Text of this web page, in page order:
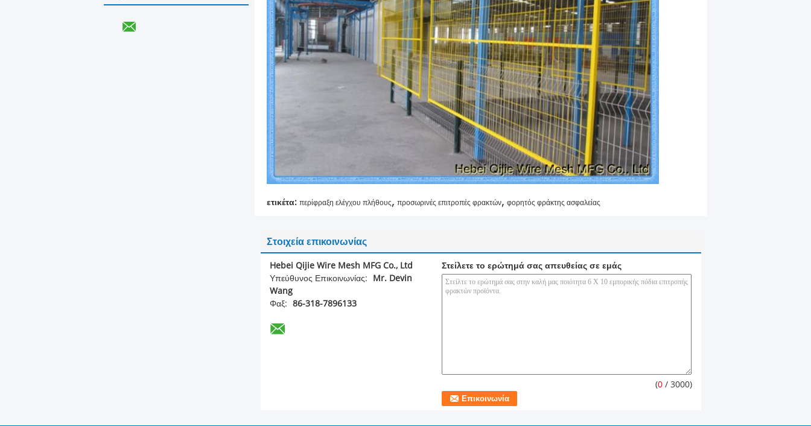
ετικέτα: περίφραξη ελέγχου πλήθους, προσωρινές επιτροπές φρακτών, φορητός φράκτης ασφαλείας
Στοιχεία επικοινωνίας
Hebei Qijie Wire Mesh MFG Co., Ltd
Υπεύθυνος Επικοινωνίας:
Mr. Devin
Wang
Φαξ: 86-318-7896133
Στείλετε το ερώτημά σας απευθείας σε εμάς
(0 / 3000)